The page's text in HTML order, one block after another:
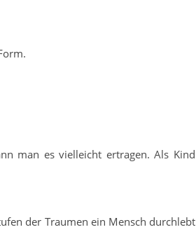
man es vielleicht ertragen. Als Kind
der Traumen ein Mensch durchlebt